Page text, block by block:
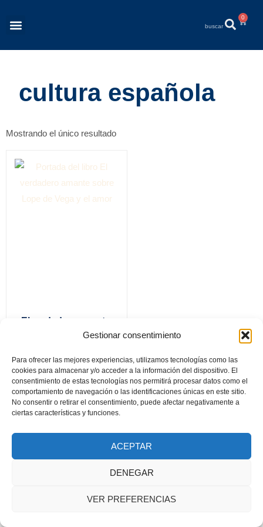
Gestionar consentimiento
Para ofrecer las mejores experiencias, utilizamos tecnologías como las
cookies para almacenar y/o acceder a la información del dispositivo. El
consentimiento de estas tecnologías nos permitirá procesar datos como el
comportamiento de navegación o las identificaciones únicas en este sitio.
No consentir o retirar el consentimiento, puede afectar negativamente a
ciertas características y funciones.
ACEPTAR
DENEGAR
VER PREFERENCIAS
0
cultura española
Mostrando el único resultado
El verdadero amante.
Lope de Vega y el
Documento seguridad GSPR
2024 © Todos los derechos reservados. Diseñado por Asa
Publicidad y Fotografía